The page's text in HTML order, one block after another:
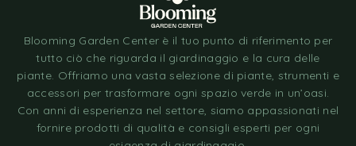
Blooming Garden Center è il tuo punto di riferimento per
tutto ciò che riguarda il giardinaggio e la cura delle
piante. Offriamo una vasta selezione di piante, strumenti e
accessori per trasformare ogni spazio verde in un’oasi.
Con anni di esperienza nel settore, siamo appassionati nel
fornire prodotti di qualità e consigli esperti per ogni